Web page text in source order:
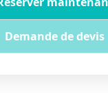
Demande de devis